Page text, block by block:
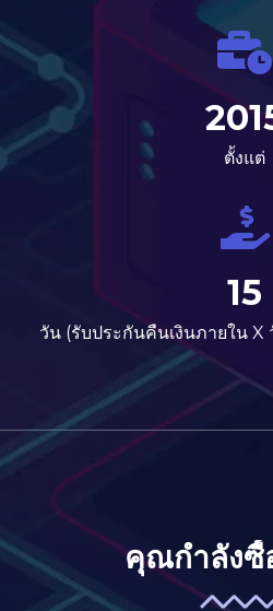
ตั้งแต่
15
วัน (รับประกันคืนเงินภายใน
คุณกำลังซื้